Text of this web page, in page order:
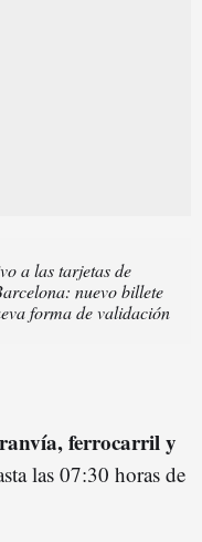
a las tarjetas de
nuevo billete
forma de validación
ferrocarril y
las 07:30 horas de